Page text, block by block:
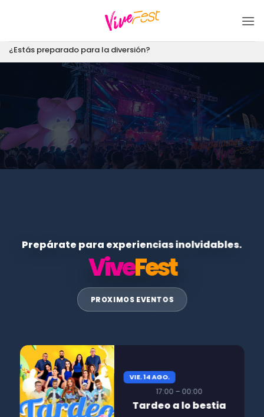
¿Estás preparado para la diversión?
Prepárate para experiencias inolvidables.
ViveFest
PROXIMOS EVENTOS
VIE. 14 AGO.
17:00 – 00:00
Tardeo a lo bestia